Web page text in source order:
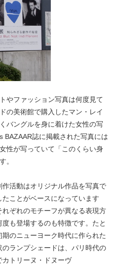
やファッション写真は何度見て
の美術館で購入したマン・レイ
バングルを身に着けた女性の写
BAZAAR誌に掲載された写真には
性が写っていて「このくらい身
。
作活動はオリジナル作品を写真で
たことがベースになっています
れぞれのモチーフが異なる表現方
度も登場するのも特徴です。たと
期のニューヨーク時代に作られた
のランプシェードは、パリ時代の
カトリーヌ・ドヌーヴ